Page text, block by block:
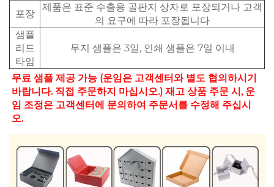
포장
제품은 표준 수출용 골판지 상자로 포장되거나 고객
의 요구에 따라 포장됩니다
샘플
리드
타임
무지 샘플은 3일, 인쇄 샘플은 7일 이내
무료 샘플 제공 가능 (운임은 고객센터와 별도 협의하시기
바랍니다. 직접 주문하지 마십시오.) 재고 상품 주문 시, 운
임 조정은 고객센터에 문의하여 주문서를 수정해 주십시
오.